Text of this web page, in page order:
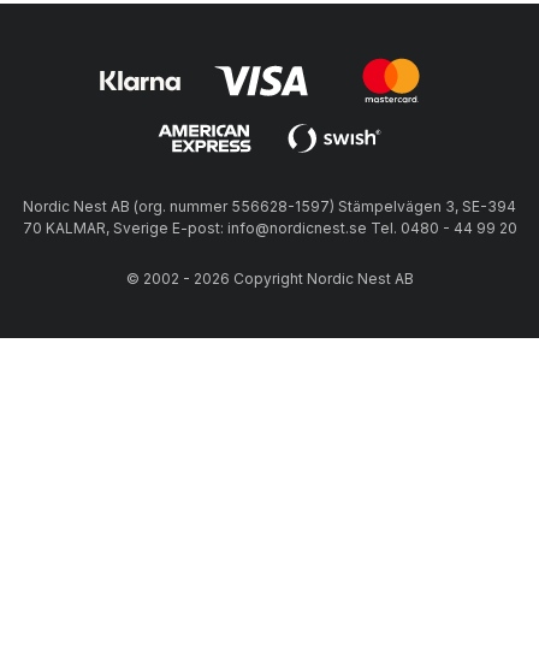
Nordic Nest AB (org. nummer 556628-1597) Stämpelvägen 3, SE-394
70 KALMAR, Sverige E-post: info@nordicnest.se Tel. 0480 - 44 99 20
© 2002 - 2026 Copyright Nordic Nest AB